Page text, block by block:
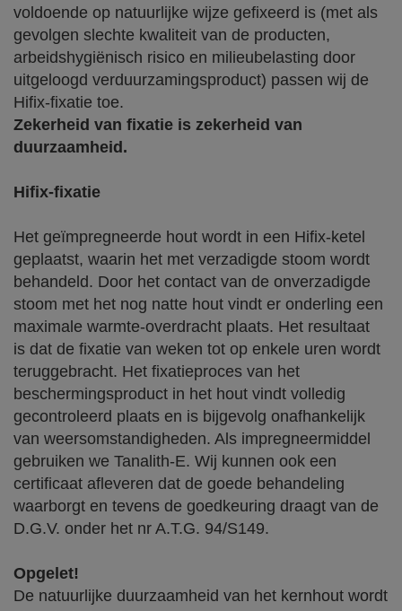
voldoende op natuurlijke wijze gefixeerd is (met als
gevolgen slechte kwaliteit van de producten,
arbeidshygiënisch risico en milieubelasting door
uitgeloogd verduurzamingsproduct) passen wij de
Hifix-fixatie toe.
Zekerheid van fixatie is zekerheid van
duurzaamheid.
Hifix-fixatie
Het geïmpregneerde hout wordt in een Hifix-ketel
geplaatst, waarin het met verzadigde stoom wordt
behandeld. Door het contact van de onverzadigde
stoom met het nog natte hout vindt er onderling een
maximale warmte-overdracht plaats. Het resultaat
is dat de fixatie van weken tot op enkele uren wordt
teruggebracht. Het fixatieproces van het
beschermingsproduct in het hout vindt volledig
gecontroleerd plaats en is bijgevolg onafhankelijk
van weersomstandigheden. Als impregneermiddel
gebruiken we Tanalith-E. Wij kunnen ook een
certificaat afleveren dat de goede behandeling
waarborgt en tevens de goedkeuring draagt van de
D.G.V. onder het nr A.T.G. 94/S149.
Opgelet!
De natuurlijke duurzaamheid van het kernhout wordt